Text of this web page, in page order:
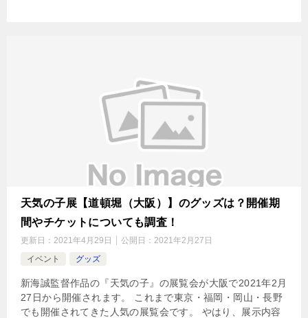
天気の子展【道頓堀（大阪）】のグッズは？開催期
間やチケットについても調査！
更新日： 2021年4月29日 公開日： 2021年2月27日
イベント
グッズ
新海誠監督作品の『天気の子』の展覧会が大阪で2021年2月
27日から開催されます。 これまで東京・福岡・岡山・長野
でも開催されてきた人気の展覧会です。 やはり、展示内容